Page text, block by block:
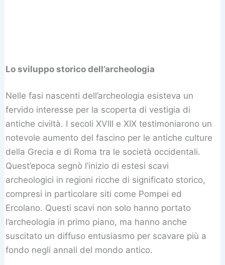
Lo sviluppo storico dell’archeologia
Nelle fasi nascenti dell’archeologia esisteva un
fervido interesse per la scoperta di vestigia di
antiche civiltà. I secoli XVIII e XIX testimoniarono un
notevole aumento del fascino per le antiche culture
della Grecia e di Roma tra le società occidentali.
Quest’epoca segnò l’inizio di estesi scavi
archeologici in regioni ricche di significato storico,
compresi in particolare siti come Pompei ed
Ercolano. Questi scavi non solo hanno portato
l’archeologia in primo piano, ma hanno anche
suscitato un diffuso entusiasmo per scavare più a
fondo negli annali del mondo antico.